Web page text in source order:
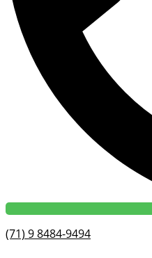
(71) 9 8484-9494